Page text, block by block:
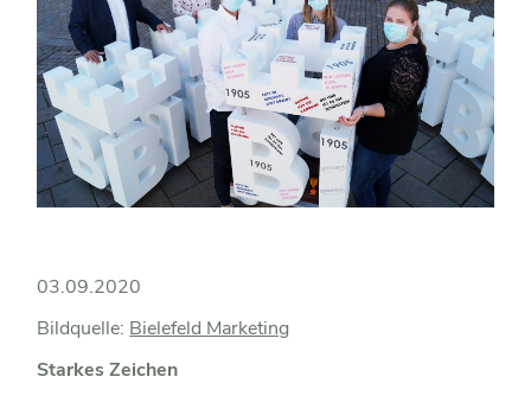
03.09.2020
Bildquelle: Bielefeld Marketing
Starkes Zeichen